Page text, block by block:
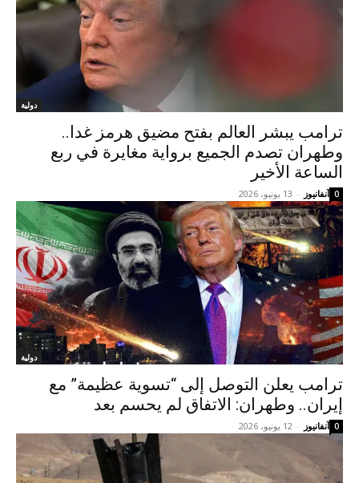
دولية
ترامب يبشر العالم بفتح مضيق هرمز غدا..
وطهران تصدم الجميع برواية مغايرة في ربع
الساعة الأخير
آنفانيوز - 13 يونيو، 2026 0
دولية
ترامب يعلن التوصل إلى “تسوية عظيمة” مع
إيران.. وطهران: الاتفاق لم يحسم بعد
آنفانيوز - 12 يونيو، 2026 0